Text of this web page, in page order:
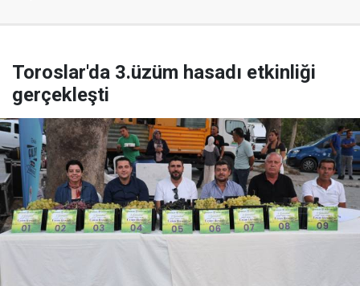
Toroslar'da 3.üzüm hasadı etkinliği
gerçekleşti